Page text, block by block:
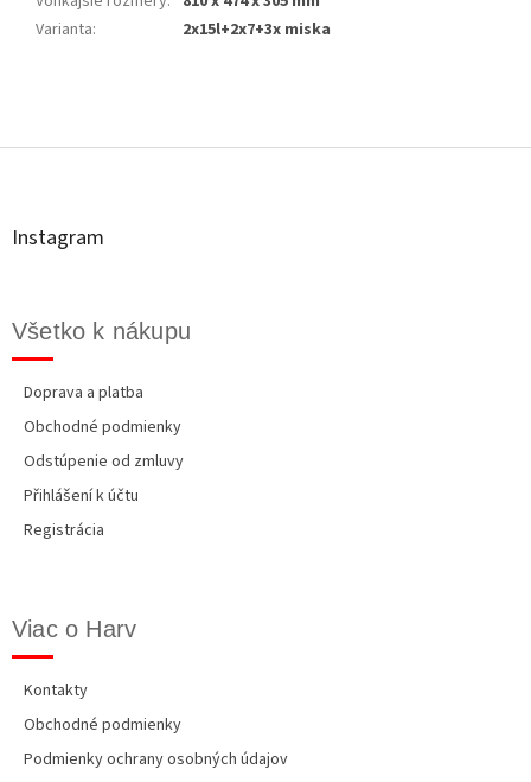
Varianta: 2x15l+2x7+3x miska
á
Instagram
Všetko k nákupu
Doprava a platba
Obchodné podmienky
Odstúpenie od zmluvy
Přihlášení k účtu
Registrácia
Viac o Harv
Kontakty
Obchodné podmienky
Podmienky ochrany osobných údajov